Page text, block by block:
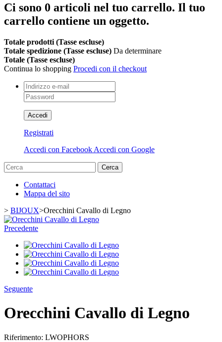
Ci sono 0 articoli nel tuo carrello. Il tuo
carrello contiene un oggetto.
Totale prodotti (Tasse escluse)
Totale spedizione (Tasse escluse) Da determinare
Totale (Tasse escluse)
Continua lo shopping Procedi con il checkout
Accedi
Registrati
Accedi con Facebook Accedi con Google
Cerca
Contattaci
Mappa del sito
> BIJOUX>Orecchini Cavallo di Legno
Precedente
Seguente
Orecchini Cavallo di Legno
Riferimento: LWOPHORS